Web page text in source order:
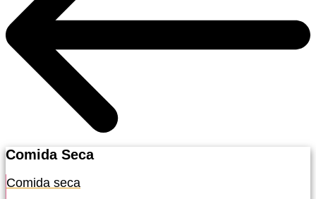
Comida Seca
Comida seca